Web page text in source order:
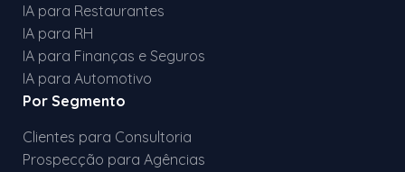
IA para Restaurantes
IA para RH
IA para Finanças e Seguros
IA para Automotivo
Por Segmento
Clientes para Consultoria
Prospecção para Agências